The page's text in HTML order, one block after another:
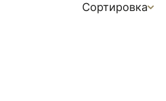
Сортировка